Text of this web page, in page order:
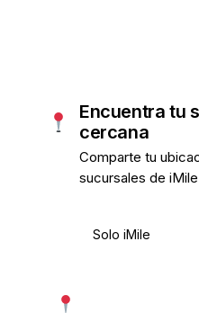
Encuentra tu
cercana
Comparte tu
sucursales de
Solo iMile